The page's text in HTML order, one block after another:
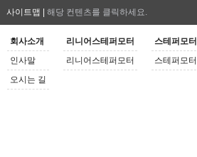
사이트맵 | 해당 컨텐츠를 클릭하세요.
회사소개
인사말
오시는 길
리니어스테퍼모터
리니어스테퍼모터
스테퍼모터
스테퍼모터